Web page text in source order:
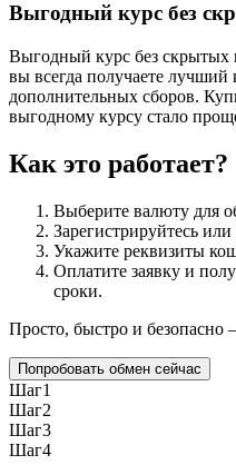
Выгодный курс без
Выгодный курс без скрытых
вы всегда получаете
дополнительных сборов.
выгодному курсу стало
Как это работает?
Выберите валюту для
Зарегистрируйтесь
Укажите реквизиты
Оплатите заявку и
сроки.
Просто, быстро и
Попробовать обмен сейчас
Шаг1
Шаг2
Шаг3
Шаг4